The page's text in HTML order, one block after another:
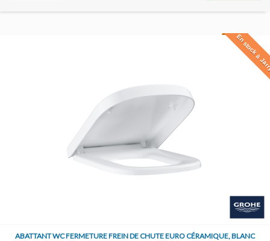
En stock à
ABATTANT WC FERMETURE FREIN DE CHUTE EURO CÉRAMIQUE, BLANC